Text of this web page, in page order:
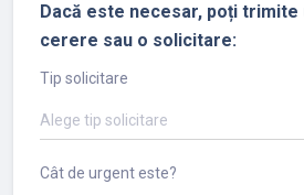
Dacă este necesar, poți trimite
cerere sau o solicitare:
Tip solicitare
Alege tip solicitare
Cât de urgent este?